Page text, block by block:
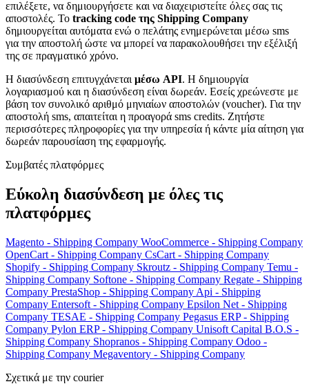
επιλέξετε, να δημιουργήσετε και να διαχειριστείτε όλες σας τις
αποστολές. Το tracking code της Shipping Company
δημιουργείται αυτόματα ενώ ο πελάτης ενημερώνεται μέσω sms
για την αποστολή ώστε να μπορεί να παρακολουθήσει την εξέλιξή
της σε πραγματικό χρόνο.
H διασύνδεση επιτυγχάνεται μέσω API. Η δημιουργία
λογαριασμού και η διασύνδεση είναι δωρεάν. Εσείς χρεώνεστε με
βάση τον συνολικό αριθμό μηνιαίων αποστολών (voucher). Για την
αποστολή sms, απαιτείται η προαγορά sms credits. Ζητήστε
περισσότερες πληροφορίες για την υπηρεσία ή κάντε μία αίτηση για
δωρεάν παρουσίαση της εφαρμογής.
Συμβατές πλατφόρμες
Εύκολη διασύνδεση με όλες τις
πλατφόρμες
Magento - Shipping Company WooCommerce - Shipping Company
OpenCart - Shipping Company CsCart - Shipping Company
Shopify - Shipping Company Skroutz - Shipping Company Temu -
Shipping Company Softone - Shipping Company Regate - Shipping
Company PrestaShop - Shipping Company Api - Shipping
Company Entersoft - Shipping Company Epsilon Net - Shipping
Company TESAE - Shipping Company Pegasus ERP - Shipping
Company Pylon ERP - Shipping Company Unisoft Capital B.O.S -
Shipping Company Shopranos - Shipping Company Odoo -
Shipping Company Megaventory - Shipping Company
Σχετικά με την courier